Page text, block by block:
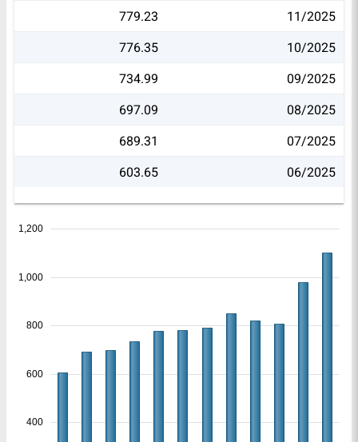
11/2025
779.23
10/2025
776.35
09/2025
734.99
08/2025
697.09
07/2025
689.31
06/2025
603.65
400
600
800
1,000
1,200